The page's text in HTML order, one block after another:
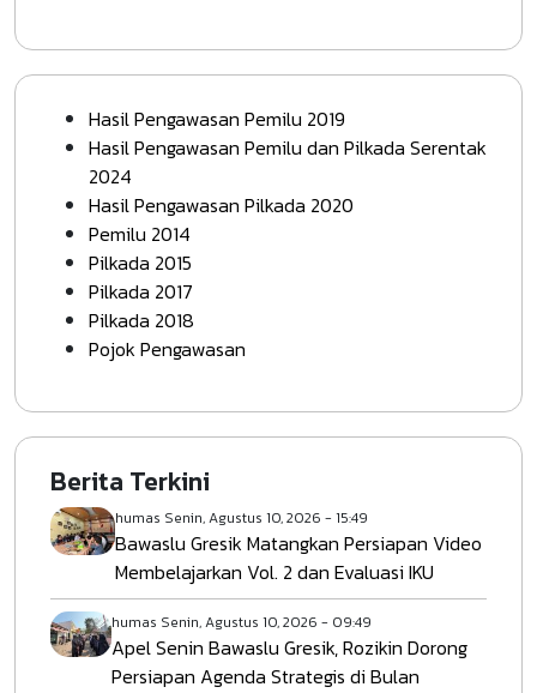
Hasil Pengawasan Pemilu 2019
Hasil Pengawasan Pemilu dan Pilkada Serentak
2024
Hasil Pengawasan Pilkada 2020
Pemilu 2014
Pilkada 2015
Pilkada 2017
Pilkada 2018
Pojok Pengawasan
Berita Terkini
humas Senin, Agustus 10, 2026 - 15:49
Bawaslu Gresik Matangkan Persiapan Video
Membelajarkan Vol. 2 dan Evaluasi IKU
humas Senin, Agustus 10, 2026 - 09:49
Apel Senin Bawaslu Gresik, Rozikin Dorong
Persiapan Agenda Strategis di Bulan